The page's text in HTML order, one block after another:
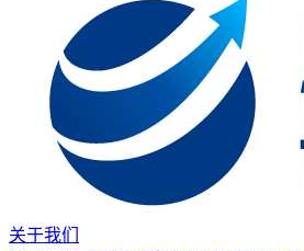
关于我们